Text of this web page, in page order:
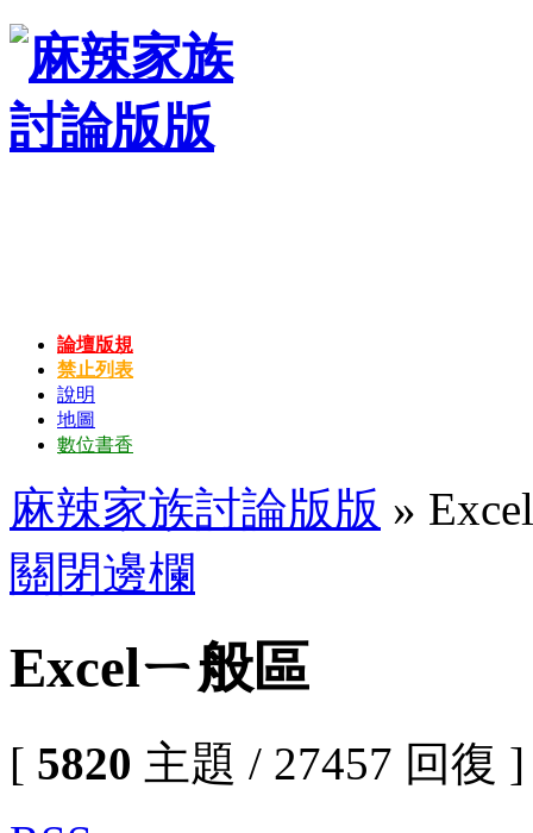
論壇版規
禁止列表
說明
地圖
數位書香
麻辣家族討論版版 »
關閉邊欄
Excelㄧ般區
[ 5820 主題 / 27457 回復 ]